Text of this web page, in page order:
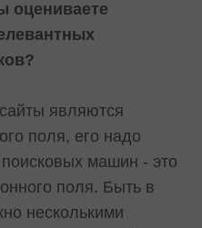
оцениваете
являются
поля, его надо
машин - это
поля. Быть в
несколькими